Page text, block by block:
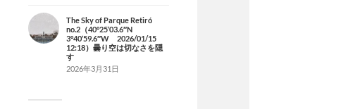
The Sky of Parque Retiró
no.2（40°25’03.6″N
3°40’59.6″W 2026/01/15
12:18）曇り空は切なさを隠
す
2026年3月31日